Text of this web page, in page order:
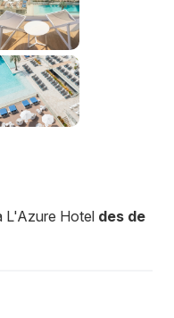
L'Azure Hotel des de